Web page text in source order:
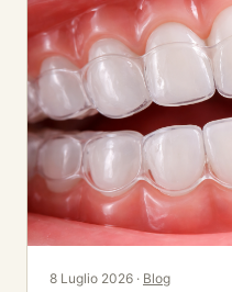
8 Luglio 2026 · Blog